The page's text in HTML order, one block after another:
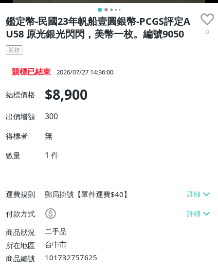
鑑定幣-民國23年帆船壹圓銀幣-PCGS評定A
U58 原光銀光閃閃，美幣一枚。編號9050
0
競標
競標已結束 2026/07/27 14:36:00
結標價格 $8,900
出價增額 300
得標者 無
數量 1 件
運費規則
郵局掛號【單件運費$40】
付款方式
商品狀況
二手品
所在地區
台中市
商品編號
101732757625